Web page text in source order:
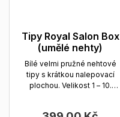
Tipy Royal Salon Box
(umělé nehty)
Bílé velmi pružné nehtové
tipy s krátkou nalepovací
plochou. Velikost 1 – 10.